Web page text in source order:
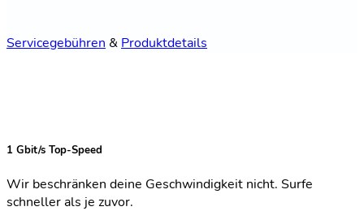
Servicegebühren & Produktdetails
1 Gbit/s Top-Speed
Wir beschränken deine Geschwindigkeit nicht. Surfe
schneller als je zuvor.